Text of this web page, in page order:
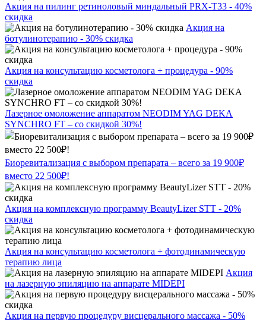
Акция на пилинг ретиноловый миндальный PRX-T33 - 40%
скидка
Акция на
ботулинотерапию - 30% скидка
Акция на консультацию косметолога + процедура - 90%
скидка
Лазерное омоложение аппаратом NEODIM YAG DEKA
SYNCHRO FT – со скидкой 30%!
Биоревитализация с выбором препарата – всего за 19 900₽
вместо 22 500₽!
Акция на комплексную программу BeautyLizer STT - 20%
скидка
Акция на консультацию косметолога + фотодинамическую
терапию лица
Акция
на лазерную эпиляцию на аппарате MIDEPI
Акция на первую процедуру висцерального массажа - 50%